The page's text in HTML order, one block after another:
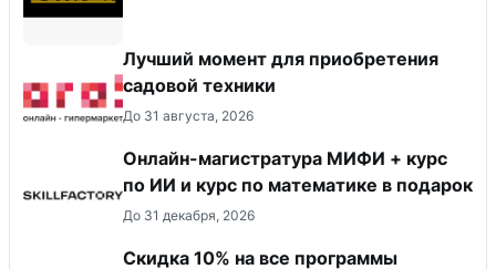
Лучший момент для приобретения
садовой техники
До 31 августа, 2026
Онлайн-магистратура МИФИ + курс
по ИИ и курс по математике в подарок
До 31 декабря, 2026
Скидка 10% на все программы